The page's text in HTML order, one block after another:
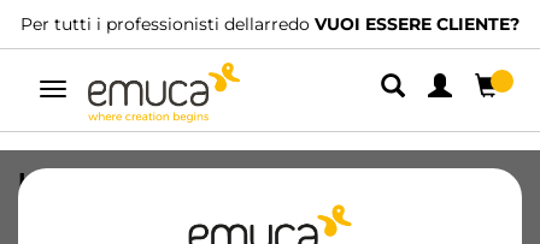
Per tutti i professionisti dellarredo VUOI ESSERE CLIENTE?
Navigazione
Kit ferramenta necessaria per il
montaggio di un traverso Plus